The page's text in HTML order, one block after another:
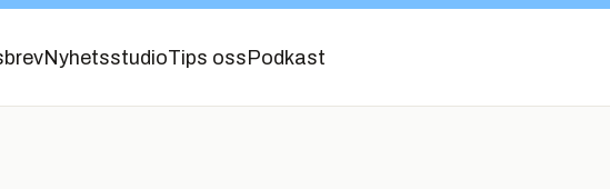
NyhetsstudioTips oss Podkast